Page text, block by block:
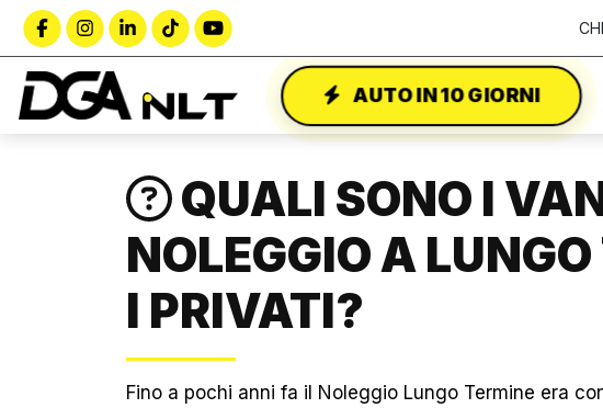
AUTO IN 10 GIORNI
QUALI SONO I
NOLEGGIO A
I PRIVATI?
Fino a pochi anni fa il Noleggio Lungo Termine era